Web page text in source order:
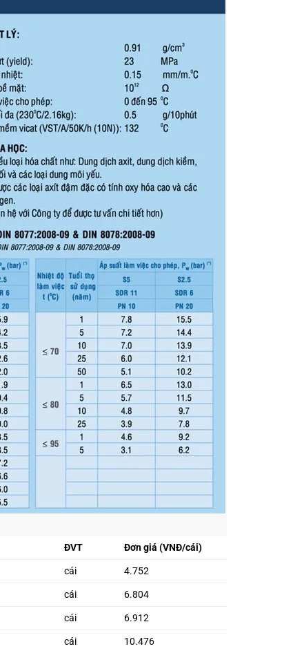
ĐVT Đơn giá (VNĐ/cái)
cái 4.752
cái 6.804
cái 6.912
cái 10.476